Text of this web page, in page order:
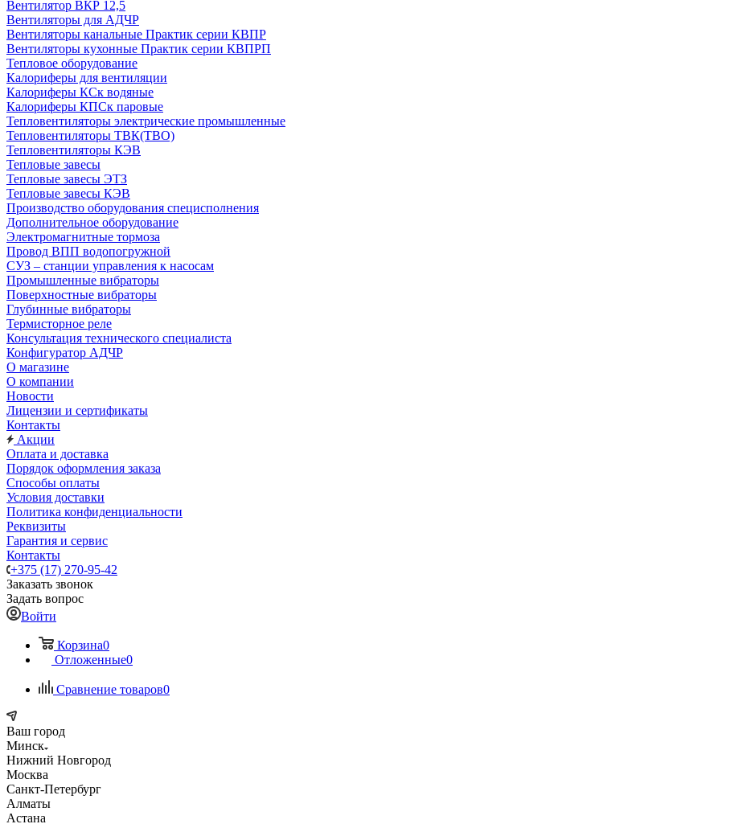
Вентилятор ВКР 12,5
Вентиляторы для АДЧР
Вентиляторы канальные Практик серии КВПР
Вентиляторы кухонные Практик серии КВПРП
Тепловое оборудование
Калориферы для вентиляции
Калориферы КСк водяные
Калориферы КПСк паровые
Тепловентиляторы электрические промышленные
Тепловентиляторы ТВК(ТВО)
Тепловентиляторы КЭВ
Тепловые завесы
Тепловые завесы ЭТЗ
Тепловые завесы КЭВ
Производство оборудования специсполнения
Дополнительное оборудование
Электромагнитные тормоза
Провод ВПП водопогружной
СУЗ – станции управления к насосам
Промышленные вибраторы
Поверхностные вибраторы
Глубинные вибраторы
Термисторное реле
Консультация технического специалиста
Конфигуратор АДЧР
О магазине
О компании
Новости
Лицензии и сертификаты
Контакты
Акции
Оплата и доставка
Порядок оформления заказа
Способы оплаты
Условия доставки
Политика конфиденциальности
Реквизиты
Гарантия и сервис
Контакты
+375 (17) 270-95-42
Заказать звонок
Задать вопрос
Войти
Корзина0
Отложенные0
Сравнение товаров0
Ваш город
Минск
Нижний Новгород
Москва
Санкт-Петербург
Алматы
Астана